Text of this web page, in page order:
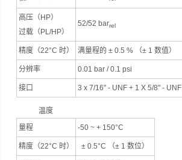
高压（HP）
过载（PL/HP）
52/52 barrel
精度（22°C 时） 满量程的 ± 0.5 % （± 1 数值）
分辨率 0.01 bar / 0.1 psi
接口 3 x 7/16" - UNF + 1 X 5/8" - UNF
温度
量程
-50 ~ + 150°C
精度（22°C 时） ± 0.5°C （± 1 数位）